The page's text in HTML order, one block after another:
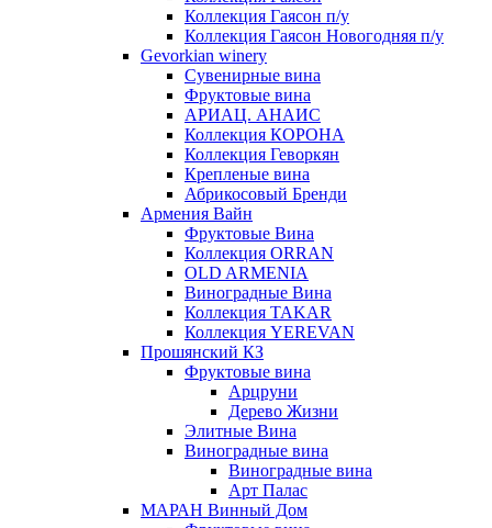
Коллекция Гаясон п/у
Коллекция Гаясон Новогодняя п/у
Gevorkian winery
Сувенирные вина
Фруктовые вина
АРИАЦ. АНАИС
Коллекция КОРОНА
Коллекция Геворкян
Крепленые вина
Абрикосовый Бренди
Армения Вайн
Фруктовые Вина
Коллекция ORRAN
OLD ARMENIA
Виноградные Вина
Коллекция TAKAR
Коллекция YEREVAN
Прошянский КЗ
Фруктовые вина
Арцруни
Дерево Жизни
Элитные Вина
Виноградные вина
Виноградные вина
Арт Палас
МАРАН Винный Дом